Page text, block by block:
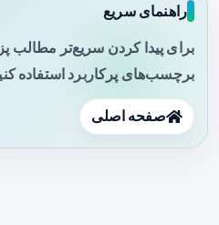
راهنمای سریع
برای پیدا کردن سریع‌تر مطالب
برچسب‌های پرکاربرد استفاده
صفحه اصلی